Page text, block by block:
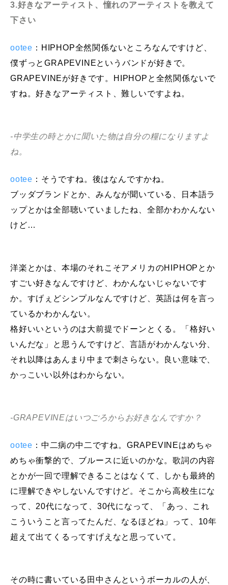
3.好きなアーティスト、憧れのアーティストを教えて
下さい
ootee ：HIPHOP全然関係ないところなんですけど、
僕ずっとGRAPEVINEというバンドが好きで。
GRAPEVINEが好きです。HIPHOPと全然関係ないで
すね。好きなアーティスト、難しいですよね。
-中学生の時とかに聞いた物は自分の糧になりますよ
ね。
ootee ：そうですね。後はなんですかね。
ブッダブランドとか、みんなが聞いている、日本語ラ
ップとかは全部聴いていましたね、全部かわかんない
けど…
洋楽とかは、本場のそれこそアメリカのHIPHOPとか
すごい好きなんですけど、わかんないじゃないです
か。すげぇどシンプルなんですけど、英語は何を言っ
ているかわかんない。
格好いいというのは大前提でドーンとくる。「格好い
いんだな」と思うんですけど、言語がわかんない分、
それ以降はあんまり中まで刺さらない。良い意味で、
かっこいい以外はわからない。
-GRAPEVINEはいつごろからお好きなんですか？
ootee ：中二病の中二ですね。GRAPEVINEはめちゃ
めちゃ衝撃的で、ブルースに近いのかな。歌詞の内容
とかが一回で理解できることはなくて、しかも最終的
に理解できやしないんですけど。そこから高校生にな
って、20代になって、30代になって、「あっ、これ
こういうこと言ってたんだ、なるほどね」って、10年
超えて出てくるってすげえなと思っていて。
その時に書いている田中さんというボーカルの人が、